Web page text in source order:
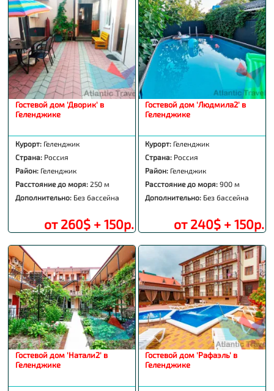
Гостевой дом 'Дворик' в
Геленджике
Курорт: Геленджик
Страна: Россия
Район: Геленджик
Расстояние до моря: 250 м
Дополнительно: Без бассейна
от 260$ + 150р.
Гостевой дом 'Людмила2' в
Геленджике
Курорт: Геленджик
Страна: Россия
Район: Геленджик
Расстояние до моря:900 м
Дополнительно: Без бассейна
от 240$ + 150р.
Гостевой дом 'Натали2' в
Геленджике
Гостевой дом 'Рафаэль' в
Геленджике